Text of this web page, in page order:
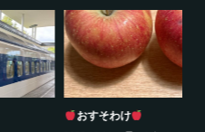
びすとろどあ